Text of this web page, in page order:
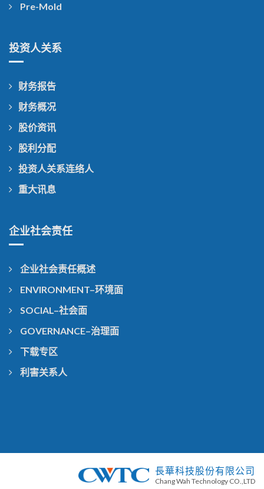
Pre-Mold
投资人关系
财务报告
财务概况
股价资讯
股利分配
投资人关系连络人
重大讯息
企业社会责任
企业社会责任概述
ENVIRONMENT–环境面
SOCIAL–社会面
GOVERNANCE–治理面
下载专区
利害关系人
長華科技股份有限公司
Chang Wah Technology CO.,LTD